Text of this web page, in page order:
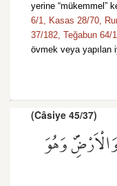
yerine “mükemmel”
6/1, Kasas 28/70,
37/182, Teğabun 64/1
övmek veya yapılan
(Câsiye 45/37)
وَهُوَ